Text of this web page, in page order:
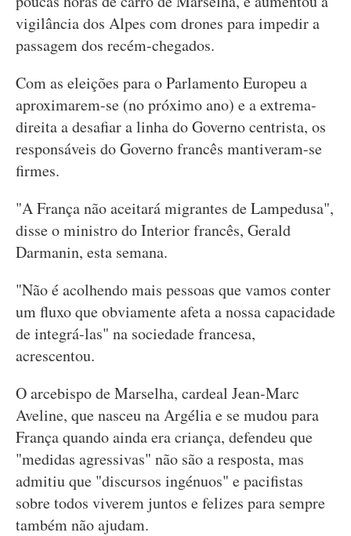
vigilância dos Alpes com drones para impedir a
passagem dos recém-chegados.
Com as eleições para o Parlamento Europeu a
aproximarem-se (no próximo ano) e a extrema-
direita a desafiar a linha do Governo centrista, os
responsáveis do Governo francês mantiveram-se
firmes.
"A França não aceitará migrantes de Lampedusa",
disse o ministro do Interior francês, Gerald
Darmanin, esta semana.
"Não é acolhendo mais pessoas que vamos conter
um fluxo que obviamente afeta a nossa capacidade
de integrá-las" na sociedade francesa,
acrescentou.
O arcebispo de Marselha, cardeal Jean-Marc
Aveline, que nasceu na Argélia e se mudou para
França quando ainda era criança, defendeu que
"medidas agressivas" não são a resposta, mas
admitiu que "discursos ingénuos" e pacifistas
sobre todos viverem juntos e felizes para sempre
também não ajudam.